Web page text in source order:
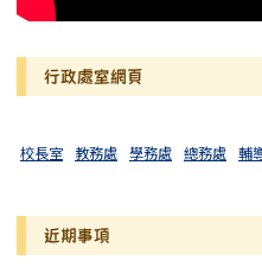
行政處室網頁
校長室 教務處 學務處 總務處 輔
近期事項